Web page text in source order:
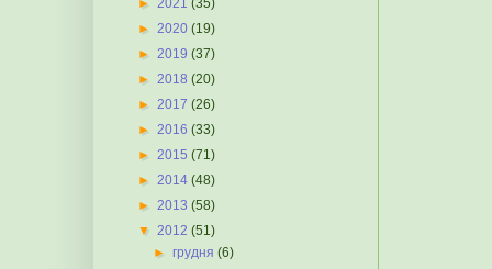
► 2021 (35)
► 2020 (19)
► 2019 (37)
► 2018 (20)
► 2017 (26)
► 2016 (33)
► 2015 (71)
► 2014 (48)
► 2013 (58)
▼ 2012 (51)
►грудня(6)